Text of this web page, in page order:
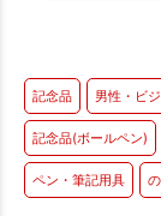
記念品 男性・ビ
記念品(ボールペン)
ペン・筆記用具